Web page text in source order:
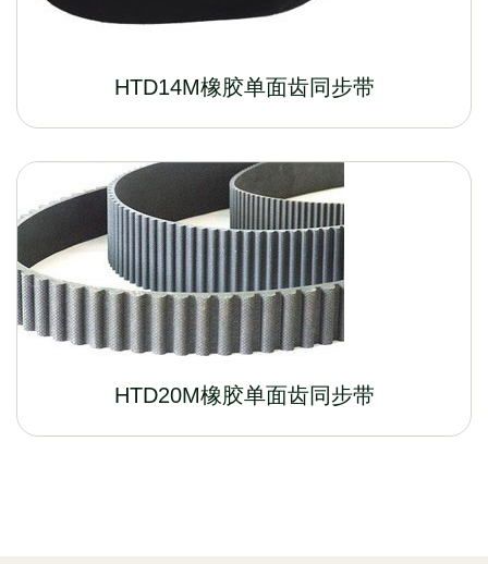
HTD14M橡胶单面齿同步带
HTD20M橡胶单面齿同步带